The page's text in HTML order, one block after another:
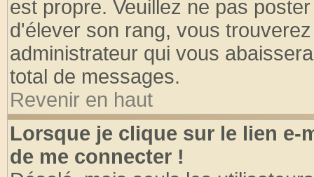
est propre. Veuillez ne pas
d'élever son rang, vous
administrateur qui vous
total de messages.
Revenir en haut
Lorsque je clique sur le lien e-
de me connecter !